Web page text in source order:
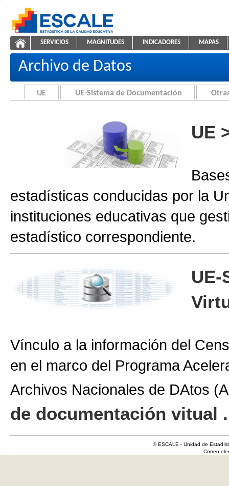
ESCALE - Unidad de Estadística Educativa
Archivo de Datos
NAVEGACIÓN
SERVICIOS MAGNITUDES INDICADORES MAPAS
Archivo de Datos
UE UE-Sistema de Documentación
UE
estadísticas conducidas por la
instituciones educativas que
estadístico correspondiente.
UE-
Vínculo a la información del
en el marco del Programa
Archivos Nacionales de DAtos
de documentación vitual
© ESCALE - Unidad de
Correo